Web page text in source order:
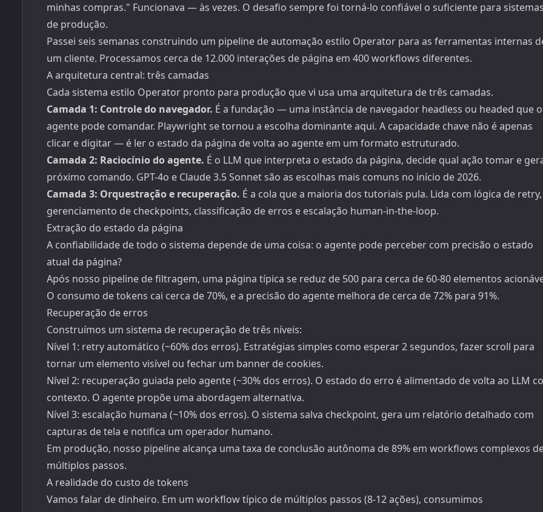
minhas compras." Funcionava — às vezes. O desafio sempre foi torná-lo confiável o suficiente para sistemas
de produção.
Passei seis semanas construindo um pipeline de automação estilo Operator para as ferramentas internas
um cliente. Processamos cerca de 12.000 interações de página em 400 workflows diferentes.
A arquitetura central: três camadas
Cada sistema estilo Operator pronto para produção que vi usa uma arquitetura de três camadas.
Camada 1: Controle do navegador. É a fundação — uma instância de navegador headless ou headed que o
agente pode comandar. Playwright se tornou a escolha dominante aqui. A capacidade chave não é apenas
clicar e digitar — é ler o estado da página de volta ao agente em um formato estruturado.
Camada 2: Raciocínio do agente. É o LLM que interpreta o estado da página, decide qual ação tomar e
próximo comando. GPT-4o e Claude 3.5 Sonnet são as escolhas mais comuns no início de 2026.
Camada 3: Orquestração e recuperação. É a cola que a maioria dos tutoriais pula. Lida com lógica de retry,
gerenciamento de checkpoints, classificação de erros e escalação human-in-the-loop.
Extração do estado da página
A confiabilidade de todo o sistema depende de uma coisa: o agente pode perceber com precisão o estado
atual da página?
Após nosso pipeline de filtragem, uma página típica se reduz de 500 para cerca de 60-80 elementos
O consumo de tokens cai cerca de 70%, e a precisão do agente melhora de cerca de 72% para 91%.
Recuperação de erros
Construímos um sistema de recuperação de três níveis:
Nível 1: retry automático (~60% dos erros). Estratégias simples como esperar 2 segundos, fazer scroll para
tornar um elemento visível ou fechar um banner de cookies.
Nível 2: recuperação guiada pelo agente (~30% dos erros). O estado do erro é alimentado de volta ao LLM
contexto. O agente propõe uma abordagem alternativa.
Nível 3: escalação humana (~10% dos erros). O sistema salva checkpoint, gera um relatório detalhado com
capturas de tela e notifica um operador humano.
Em produção, nosso pipeline alcança uma taxa de conclusão autônoma de 89% em workflows complexos
múltiplos passos.
A realidade do custo de tokens
Vamos falar de dinheiro. Em um workflow típico de múltiplos passos (8-12 ações), consumimos